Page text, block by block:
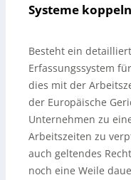
Systeme koppeln
Besteht ein
Erfassungssystem
dies mit der
der Europäische
Unternehmen zu
Arbeitszeiten zu
auch geltendes
noch eine Weile